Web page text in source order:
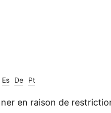
Es De Pt
en raison de